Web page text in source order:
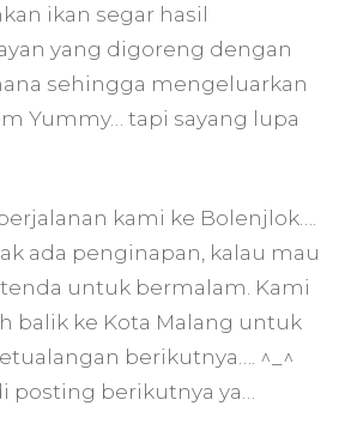
ikan segar hasil
yang digoreng dengan
sehingga mengeluarkan
Yummy… tapi sayang lupa
kami ke Bolenjlok….
ada penginapan, kalau mau
untuk bermalam. Kami
balik ke Kota Malang untuk
berikutnya…. ^_^
posting berikutnya ya…